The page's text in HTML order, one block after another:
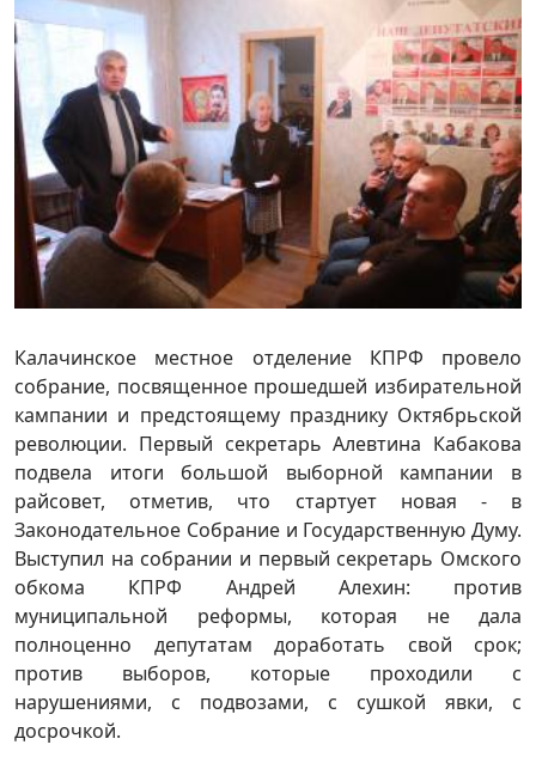
Калачинское местное отделение КПРФ провело
собрание, посвященное прошедшей избирательной
кампании и предстоящему празднику Октябрьской
революции. Первый секретарь Алевтина Кабакова
подвела итоги большой выборной кампании в
райсовет, отметив, что стартует новая - в
Законодательное Собрание и Государственную Думу.
Выступил на собрании и первый секретарь Омского
обкома КПРФ Андрей Алехин: против
муниципальной реформы, которая не дала
полноценно депутатам доработать свой срок;
против выборов, которые проходили с
нарушениями, с подвозами, с сушкой явки, с
досрочкой.